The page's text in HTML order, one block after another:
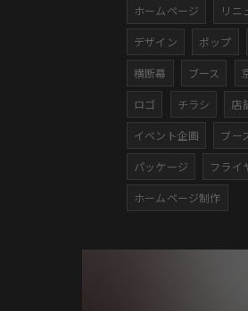
ホームページ リニ
デザイン ポップ
横断幕 ブース
ロゴ チラシ 店
イベント企画 ブー
パッケージ フライ
ホームページ制作